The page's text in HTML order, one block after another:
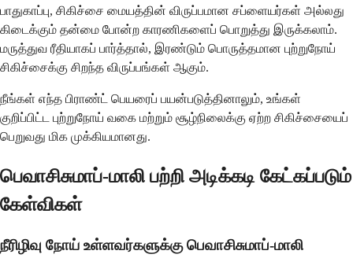
பாதுகாப்பு, சிகிச்சை மையத்தின் விருப்பமான சப்ளையர்கள் அல்லது
கிடைக்கும் தன்மை போன்ற காரணிகளைப் பொறுத்து இருக்கலாம்.
மருத்துவ ரீதியாகப் பார்த்தால், இரண்டும் பொருத்தமான புற்றுநோய்
சிகிச்சைக்கு சிறந்த விருப்பங்கள் ஆகும்.
நீங்கள் எந்த பிராண்ட் பெயரைப் பயன்படுத்தினாலும், உங்கள்
குறிப்பிட்ட புற்றுநோய் வகை மற்றும் சூழ்நிலைக்கு ஏற்ற சிகிச்சையைப்
பெறுவது மிக முக்கியமானது.
பெவாசிசுமாப்-மாலி பற்றி அடிக்கடி கேட்கப்படும்
கேள்விகள்
நீரிழிவு நோய் உள்ளவர்களுக்கு பெவாசிசுமாப்-மாலி